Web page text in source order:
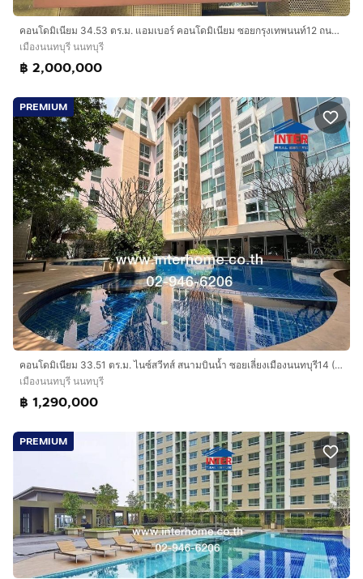
คอนโดมิเนียม 34.53 ตร.ม. แอมเบอร์ คอนโดมิเนียม ซอยกรุงเทพนนท์12 ถนนนครอินทร์ ถนนกรุงเทพ-นนทบุรี เมืองนนทบุรี นนทบุรี
เมืองนนทบุรี นนทบุรี
฿ 2,000,000
PREMIUM
คอนโดมิเนียม 33.51 ตร.ม. ไนซ์สวีทส์ สนามบินน้ำ ซอยเลี่ยงเมืองนนทบุรี14 (ซอยนนทบุรี 32 ) ถนนสนามบินน้ำ เมืองนนทบุรี นนทบุรี
เมืองนนทบุรี นนทบุรี
฿ 1,290,000
PREMIUM